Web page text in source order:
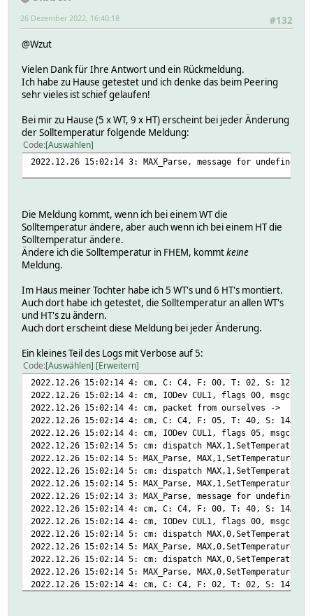
2020-11-10 21:13:05 weekprofile-6-Fri-time
2020-05-14 21:27:02 windowOpenTemperature 12
io:
CUL1:
raw Z0EAA02020F895514AA930001180026
time 1671379046.71354
hmccu:
Attributes:
IODev cm
room Keuken
MAX_WT_Woonkamer Dispatch
MAX_f34000 Dispatch
hmccu:
Attributes:
IODev CUL1
verbose 3
#132
26 Dezember 2022, 16:40:18
@Wzut
Vielen Dank für Ihre Antwort und ein Rückmeldung.
Ich habe zu Hause getestet und ich denke das beim Peering
sehr vieles ist schief gelaufen!
Bei mir zu Hause (5 x WT, 9 x HT) erscheint bei jeder Änderung
der Solltemperatur folgende Meldung:
Code Auswählen
2022.12.26 15:02:14 3: MAX_Parse, message for
Die Meldung kommt, wenn ich bei einem WT die
Solltemperatur ändere, aber auch wenn ich bei einem HT die
Solltemperatur ändere.
Ändere ich die Solltemperatur in FHEM, kommtkeine
Meldung.
Im Haus meiner Tochter habe ich 5 WT's und 6 HT's montiert.
Auch dort habe ich getestet, die Solltemperatur an allen WT's
und HT's zu ändern.
Auch dort erscheint diese Meldung bei jeder Änderung.
Ein kleines Teil des Logs mit Verbose auf 5:
Code Auswählen Erweitern
2022.12.26 15:02:14 4: cm, C: C4, F: 00, T: 02, S: 123456
2022.12.26 15:02:14 4: cm, IODev CUL1, flags 00, msgcnt
2022.12.26 15:02:14 4: cm, packet from ourselves ->
2022.12.26 15:02:14 4: cm, C: C4, F: 05, T: 40, S: 14AA91
2022.12.26 15:02:14 4: cm, IODev CUL1, flags 05, msgcnt
2022.12.26 15:02:14 5: cm: dispatch
2022.12.26 15:02:14 5: MAX_Parse,
2022.12.26 15:02:14 5: cm: dispatch
2022.12.26 15:02:14 5: MAX_Parse,
2022.12.26 15:02:14 3: MAX_Parse, message for
2022.12.26 15:02:14 4: cm, C: C4, F: 00, T: 40, S: 14AA91
2022.12.26 15:02:14 4: cm, IODev CUL1, flags 00, msgcnt
2022.12.26 15:02:14 5: cm: dispatch
2022.12.26 15:02:14 5: MAX_Parse,
2022.12.26 15:02:14 5: cm: dispatch
2022.12.26 15:02:14 5: MAX_Parse,
2022.12.26 15:02:14 4: cm, C: C4, F: 02, T: 02, S: 149A31